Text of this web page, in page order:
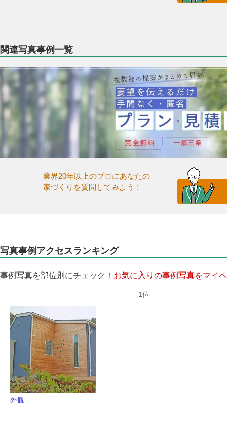
関連写真事例一覧
業界20年以上のプロにあなたの
家づくりを質問してみよう！
写真事例アクセスランキング
事例写真を部位別にチェック！ お気に入りの事例写真をマイ
外観